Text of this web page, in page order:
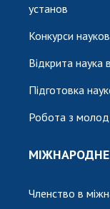
установ
Конкурси
Відкрита наука
Підготовка
Робота з
Членство в